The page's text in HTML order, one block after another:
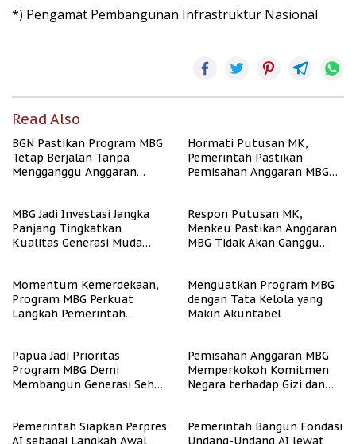
*) Pengamat Pembangunan Infrastruktur Nasional
Read Also
BGN Pastikan Program MBG
Tetap Berjalan Tanpa
Mengganggu Anggaran
Hormati Putusan MK,
Pemerintah Pastikan
Pemisahan Anggaran MBG
MBG Jadi Investasi Jangka
Panjang Tingkatkan
Kualitas Generasi Muda
Respon Putusan MK,
Menkeu Pastikan Anggaran
MBG Tidak Akan Ganggu
Momentum Kemerdekaan,
Program MBG Perkuat
Langkah Pemerintah
Menguatkan Program MBG
dengan Tata Kelola yang
Makin Akuntabel
Papua Jadi Prioritas
Program MBG Demi
Membangun Generasi Sehat
Pemisahan Anggaran MBG
Memperkokoh Komitmen
Negara terhadap Gizi dan
Pemerintah Siapkan Perpres
AI sebagai Langkah Awal
Pemerintah Bangun Fondasi
Undang-Undang AI lewat